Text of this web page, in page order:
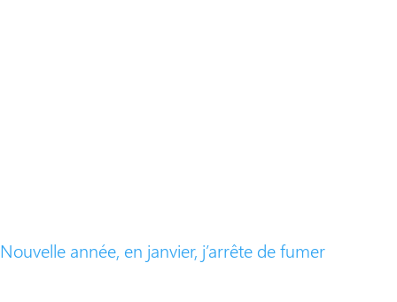
Nouvelle année, en janvier, j’arrête de fumer